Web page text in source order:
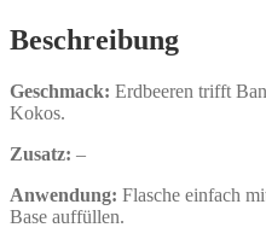
Beschreibung
Geschmack: Erdbeeren trifft
Kokos.
Zusatz: –
Anwendung: Flasche einfach
Base auffüllen.